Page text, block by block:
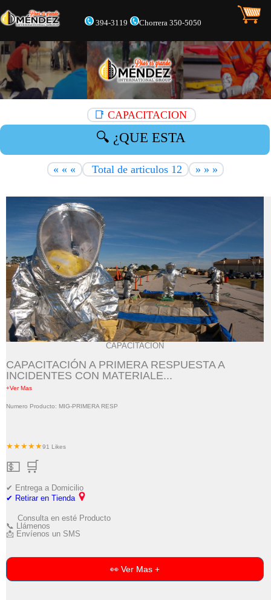
394-3119 Chorrera 350-5050
📑 CAPACITACION
« « « Total de articulos 12 » » »
CAPACITACIÓN
CAPACITACIÓN A PRIMERA RESPUESTA A
INCIDENTES CON MATERIALE...
+Ver Mas
Numero Producto: MIG-PRIMERA RESP
★★★★★91 Likes
💵 🛒
✔ Entrega a Domicilio
✔ Retirar en Tienda
Consulta en esté Producto
📞 Llámenos
📩 Envíenos un SMS
👀 Ver Mas +